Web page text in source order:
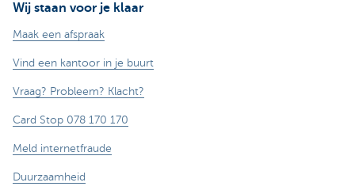
Wij staan voor je klaar
Maak een afspraak
Vind een kantoor in je buurt
Vraag? Probleem? Klacht?
Card Stop 078 170 170
Meld internetfraude
Duurzaamheid